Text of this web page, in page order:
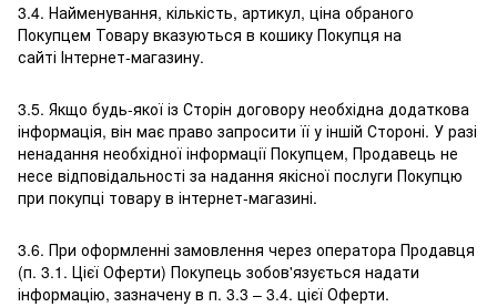
3.4. Найменування, кількість, артикул, ціна обраного
Покупцем Товару вказуються в кошику Покупця на
сайті Інтернет-магазину.
3.5. Якщо будь-якої із Сторін договору необхідна додаткова
інформація, він має право запросити її у іншій Стороні. У разі
ненадання необхідної інформації Покупцем, Продавець не
несе відповідальності за надання якісної послуги Покупцю
при покупці товару в інтернет-магазині.
3.6. При оформленні замовлення через оператора Продавця
(п. 3.1. Цієї Оферти) Покупець зобов'язується надати
інформацію, зазначену в п. 3.3 – 3.4. цієї Оферти.